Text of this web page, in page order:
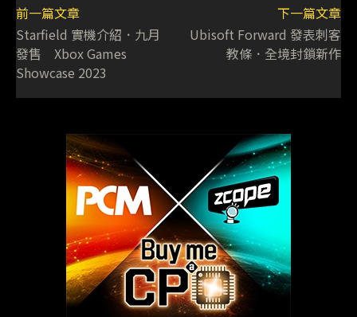
前一篇文章
Starfield 實機介紹．九月
發售 Xbox Games
Showcase 2023
下一篇文章
Ubisoft Forward 發表刺客
教條．全境封鎖新作